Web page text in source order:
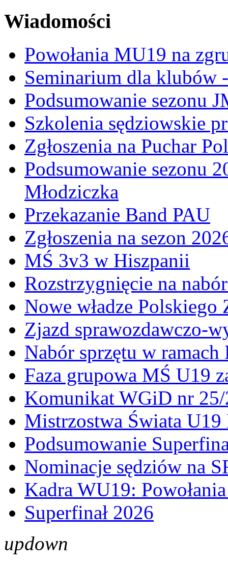
Wiadomości
Powołania MU19 na
Seminarium dla klubów
Podsumowanie sezonu
Szkolenia sędziowskie
Zgłoszenia na Puchar
Podsumowanie sezonu
Młodziczka
Przekazanie Band PAU
Zgłoszenia na sezon
MŚ 3v3 w Hiszpanii
Rozstrzygnięcie na
Nowe władze
Zjazd sprawozdawczo-
Nabór sprzętu w ramach
Faza grupowa MŚ U19
Komunikat WGiD nr
Mistrzostwa Świata
Podsumowanie
Nominacje sędziów na
Kadra WU19:
Superfinał 2026
updown